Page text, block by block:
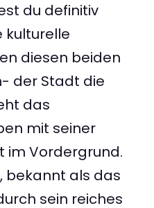
du definitiv
kulturelle
diesen beiden
der Stadt die
das
mit seiner
im Vordergrund.
bekannt als das
sein reiches